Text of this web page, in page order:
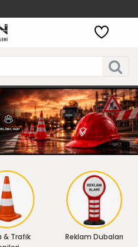
& Trafik
Reklam Dubaları